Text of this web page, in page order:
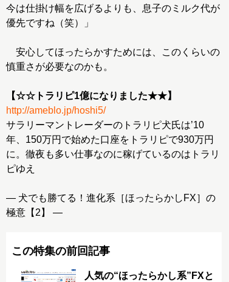
今は仕掛け幅を広げるよりも、息子のミルク代が
優先ですね（笑）」
安心してほったらかすためには、このくらいの
慎重さが必要なのかも。
【☆☆トラリピ1億になりました★★】
http://ameblo.jp/hoshi5/
サラリーマントレーダーのトラリピ犬氏は’10
年、150万円で始めた口座をトラリピで930万円
に。徹夜も多い仕事なのに稼げているのはトラリ
ピゆえ
― 犬でも勝てる！進化系［ほったらかしFX］の
極意【2】 ―
この特集の前回記事
人気の“ほったらかし系”FXと